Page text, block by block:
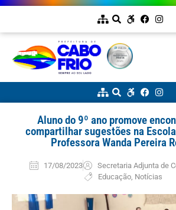
Aluno do 9º ano promove
compartilhar sugestões na
Professora Wanda Pereira
17/08/2023
Secretaria Adjunta de
Educação Notícias